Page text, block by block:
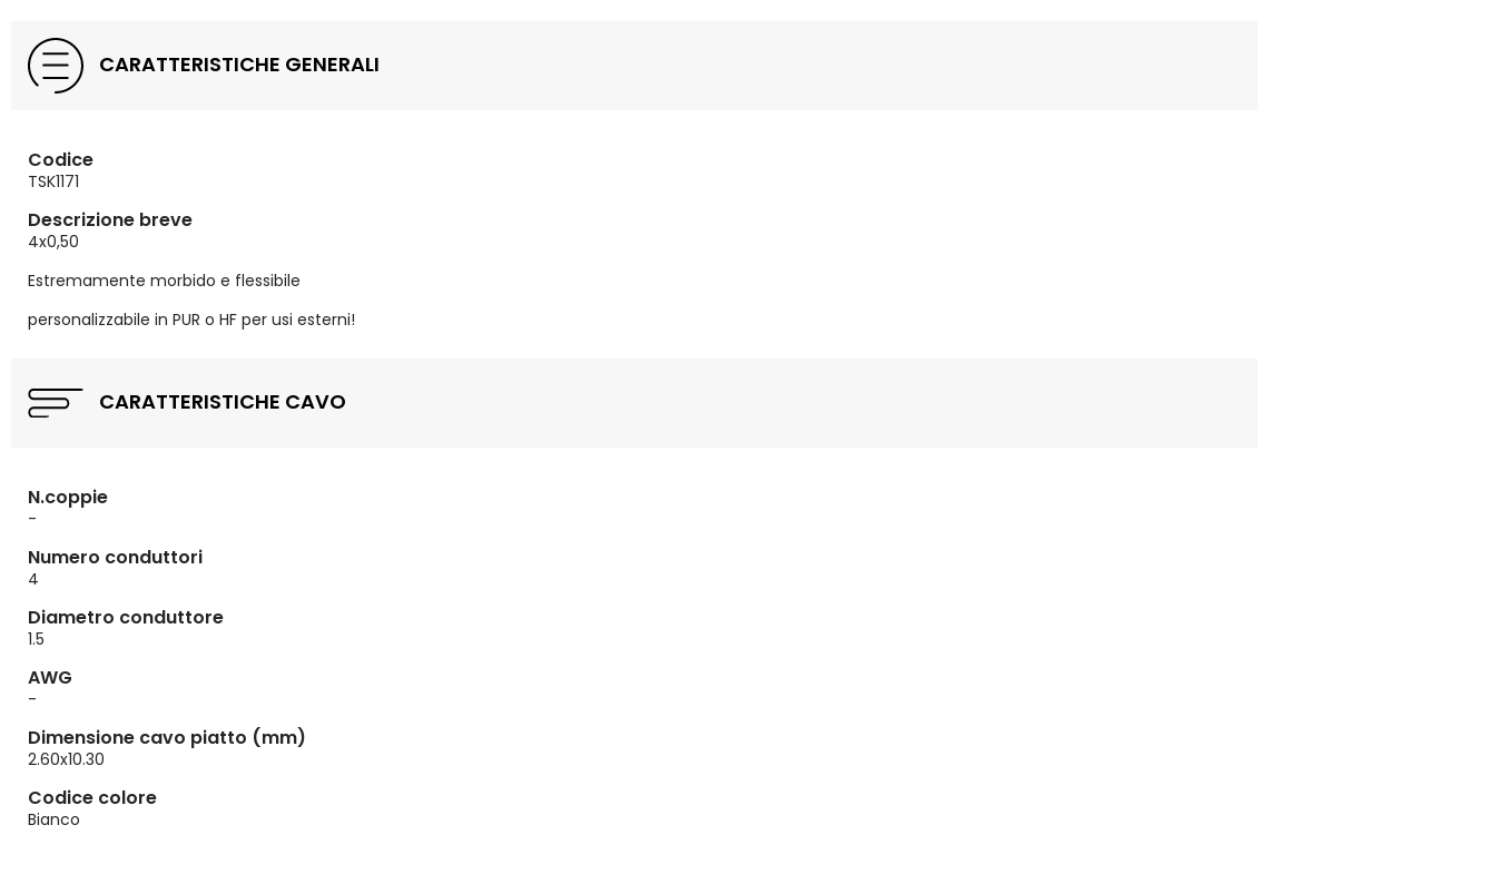
CARATTERISTICHE GENERALI
Codice
TSK1171
Descrizione breve
4x0,50
Estremamente morbido e flessibile
personalizzabile in PUR o HF per usi esterni!
CARATTERISTICHE CAVO
N.coppie
-
Numero conduttori
4
Diametro conduttore
1.5
AWG
-
Dimensione cavo piatto (mm)
2.60x10.30
Codice colore
Bianco